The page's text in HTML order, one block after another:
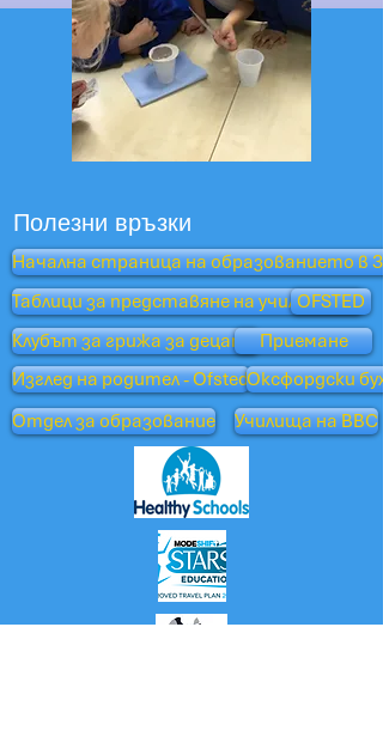
Полезни връзки
Начална страница на образованието в
Таблици за представяне на училищата
OFSTED
Клубът за грижа за децата
Изглед на родител - Ofsted
Приемане
Оксфордски
Отдел за образование
Училища на BBC